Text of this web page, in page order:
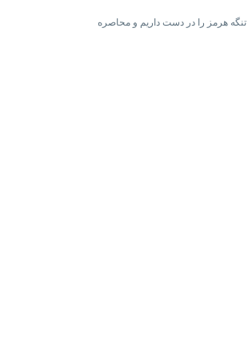
هرمز را در دست داریم و محاصره